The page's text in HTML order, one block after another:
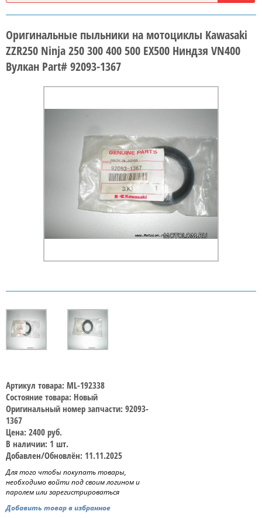
Оригинальные пыльники на мотоциклы Kawasaki
ZZR250 Ninja 250 300 400 500 EX500 Ниндзя VN400
Вулкан Part# 92093-1367
Артикул товара: ML-192338
Состояние товара: Новый
Оригинальный номер запчасти: 92093-
1367
Цена: 2400 руб.
В наличии: 1 шт.
Добавлен/Обновлён: 11.11.2025
Для того чтобы покупать товары,
необходимо войти под своим логином и
паролем или зарегистрироваться
Добавить товар в избранное